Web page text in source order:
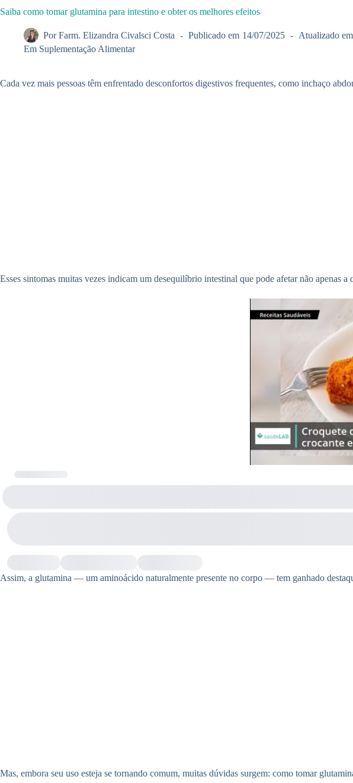
Saiba como tomar glutamina para intestino e obter os melhores efeitos
Por Farm. Elizandra Civalsci Costa Publicado em 14/07/2025 Atualizado em
Em Suplementação Alimentar
Cada vez mais pessoas têm enfrentado desconfortos digestivos frequentes, como inchaço
Esses sintomas muitas vezes indicam um desequilíbrio intestinal que pode afetar não apenas
Assim, a glutamina — um aminoácido naturalmente presente no corpo — tem ganhado
Mas, embora seu uso esteja se tornando comum, muitas dúvidas surgem: como tomar